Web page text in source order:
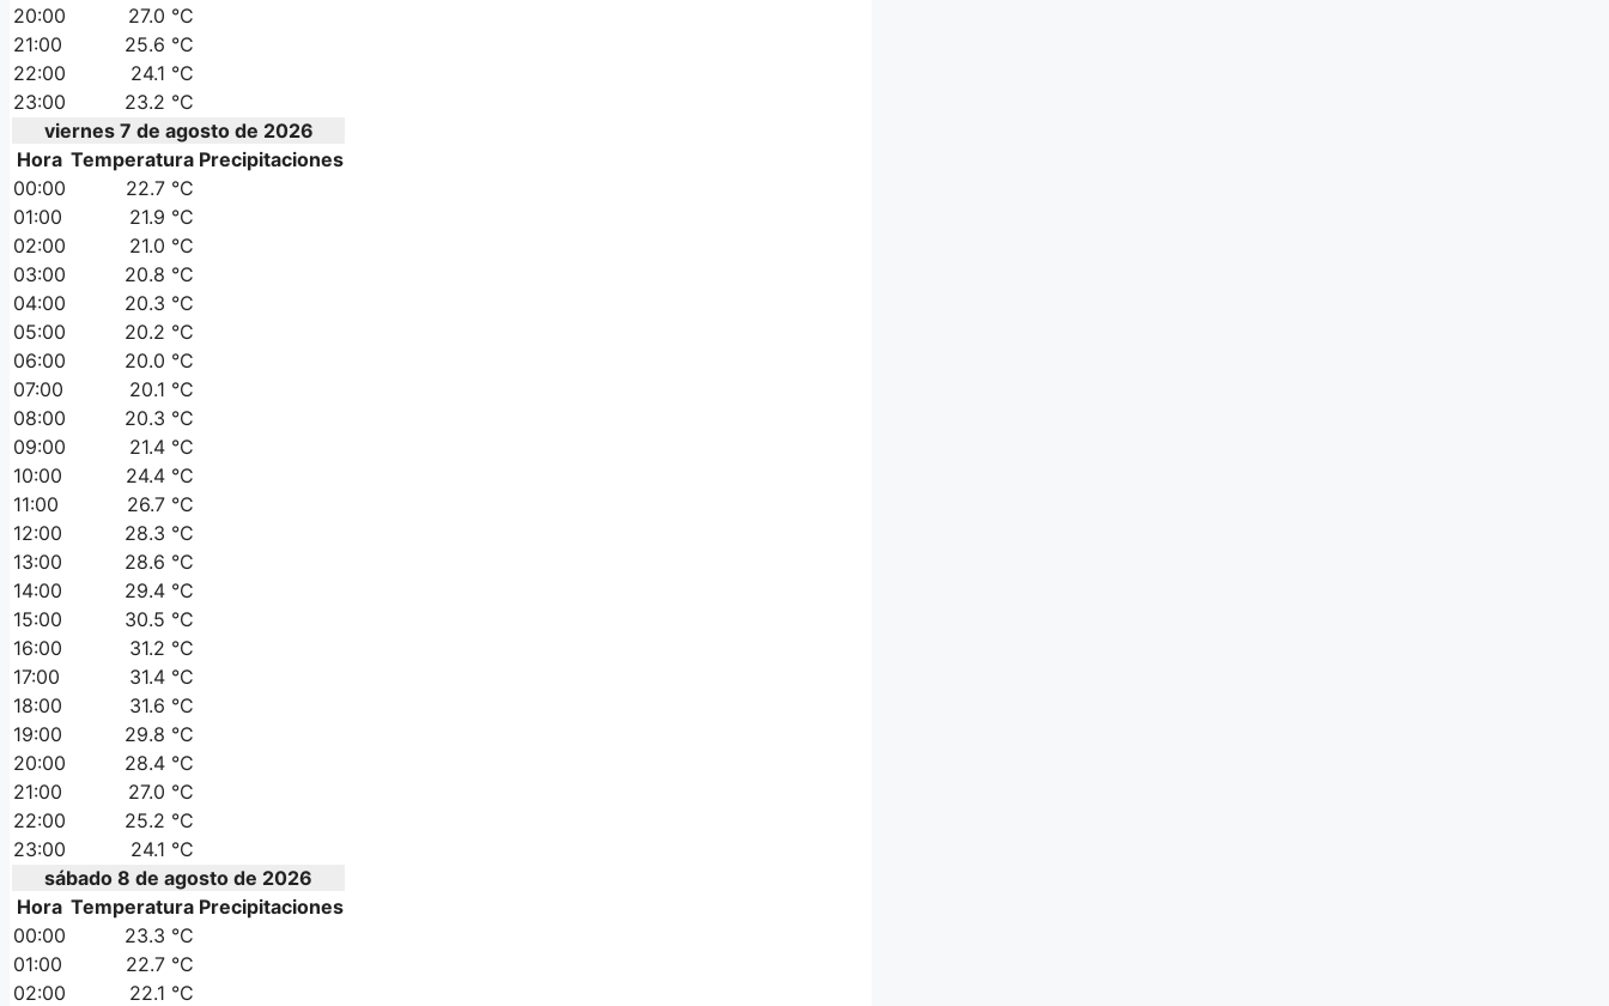
20:00
27.0 °C
21:00
25.6 °C
22:00
24.1 °C
23:00
23.2 °C
viernes 7 de agosto de 2026
Hora Temperatura Precipitaciones
00:00
22.7 °C
01:00
21.9 °C
02:00
21.0 °C
03:00
20.8 °C
04:00
20.3 °C
05:00
20.2 °C
06:00
20.0 °C
07:00
20.1 °C
08:00
20.3 °C
09:00
21.4 °C
10:00
24.4 °C
11:00
26.7 °C
12:00
28.3 °C
13:00
28.6 °C
14:00
29.4 °C
15:00
30.5 °C
16:00
31.2 °C
17:00
31.4 °C
18:00
31.6 °C
19:00
29.8 °C
20:00
28.4 °C
21:00
27.0 °C
22:00
25.2 °C
23:00
24.1 °C
sábado 8 de agosto de 2026
Hora Temperatura Precipitaciones
00:00
23.3 °C
01:00
22.7 °C
02:00
22.1 °C